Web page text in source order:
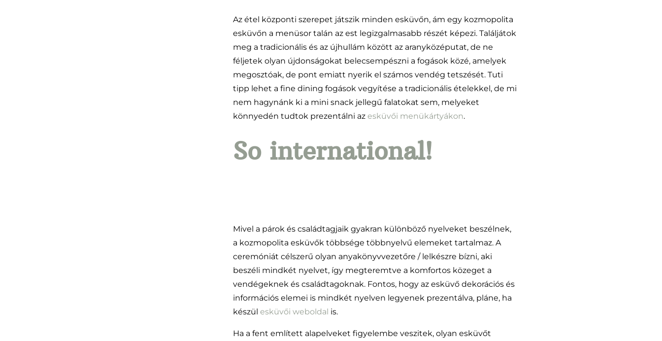
Az étel központi szerepet játszik minden esküvőn, ám egy kozmopolita
esküvőn a menüsor talán az est legizgalmasabb részét képezi. Találjátok
meg a tradicionális és az újhullám között az aranyközéputat, de ne
féljetek olyan újdonságokat belecsempészni a fogások közé, amelyek
megosztóak, de pont emiatt nyerik el számos vendég tetszését. Tuti
tipp lehet a fine dining fogások vegyítése a tradicionális ételekkel, de mi
nem hagynánk ki a mini snack jellegű falatokat sem, melyeket
könnyedén tudtok prezentálni azesküvői menükártyákon.
So international!
Mivel a párok és családtagjaik gyakran különböző nyelveket beszélnek,
a kozmopolita esküvők többsége többnyelvű elemeket tartalmaz. A
ceremóniát célszerű olyan anyakönyvvezetőre / lelkészre bízni, aki
beszéli mindkét nyelvet, így megteremtve a komfortos közeget a
vendégeknek és családtagoknak. Fontos, hogy az esküvő dekorációs és
információs elemei is mindkét nyelven legyenek prezentálva, pláne, ha
készülesküvői weboldal is.
Ha a fent említett alapelveket figyelembe veszitek, olyan esküvőt